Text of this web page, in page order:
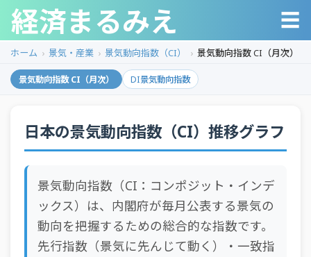
経済まるみえ ☰
ホーム 景気・産業 景気動向指数（CI） 景気動向指数 CI（月次）
景気動向指数 CI（月次） DI景気動向指数
日本の景気動向指数（CI）推移グラフ
景気動向指数（CI：コンポジット・インデ
ックス）は、内閣府が毎月公表する景気の
動向を把握するための総合的な指数です。
先行指数（景気に先んじて動く）・一致指